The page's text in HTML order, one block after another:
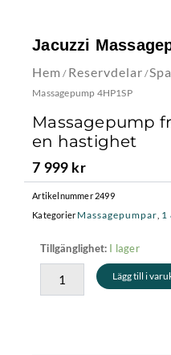
Jacuzzi
Hem / Reservdelar /
Massagepump 4HP1SP
Massagepump
en hastighet
7 999 kr
Artikelnummer 2499
Kategorier Massagepumpar 1
Tillgänglighet: I lager
Jacuzzi
Massagepump
4HP1SP
mängd
Lägg till i